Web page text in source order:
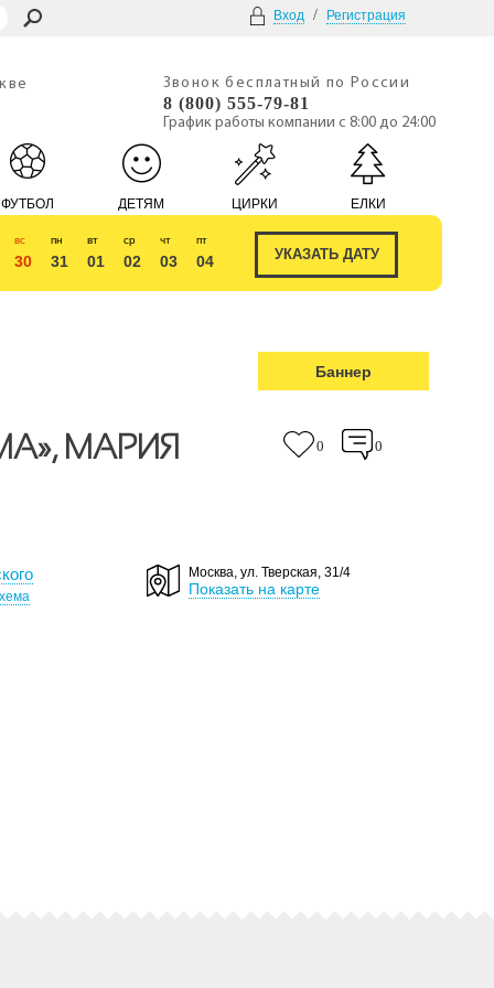
Вход / Регистрация
Звонок бесплатный по России
8 (800) 555-79-81
График работы компании с 8:00 до 24:00
ФУТБОЛ ДЕТЯМ ЦИРКИ ЕЛКИ
вс
30
пн
31
вт
01
ср
02
чт
03
пт
04
Баннер
МАРИЯ
0 0
Москва, ул. Тверская, 31/4
Показать на карте